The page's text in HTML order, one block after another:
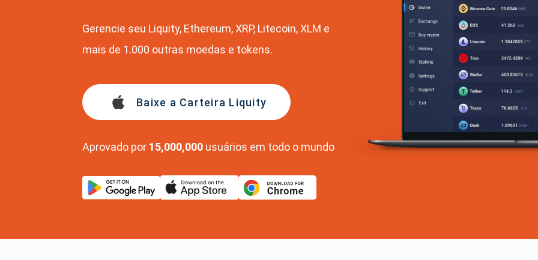
Gerencie seu Liquity, Ethereum, XRP, Litecoin, XLM e
mais de 1.000 outras moedas e tokens.
Baixe a Carteira Liquity
Aprovado por 15,000,000 usuários em todo o mundo